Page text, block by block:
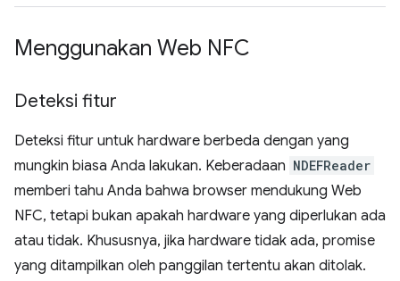
Menggunakan Web NFC
Deteksi fitur
Deteksi fitur untuk hardware berbeda dengan yang
mungkin biasa Anda lakukan. Keberadaan NDEFReader
memberi tahu Anda bahwa browser mendukung Web
NFC, tetapi bukan apakah hardware yang diperlukan ada
atau tidak. Khususnya, jika hardware tidak ada, promise
yang ditampilkan oleh panggilan tertentu akan ditolak.